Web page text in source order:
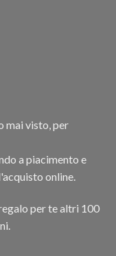
mai visto, per
a piacimento e
online.
per te altri 100